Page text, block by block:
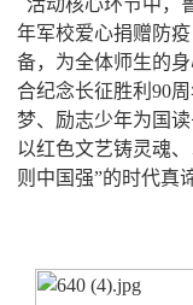
年军校爱心捐赠防
备，为全体师生的
合纪念长征胜利90
梦、励志少年为国
以红色文艺铸灵魂
则中国强”的时代真